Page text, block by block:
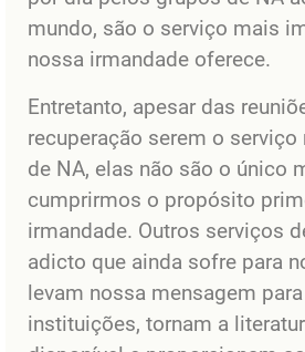
mundo, são o serviço mais
nossa irmandade oferece.
Entretanto, apesar das
recuperação serem o
de NA, elas não são o único
cumprirmos o propósito
irmandade. Outros serviços
adicto que ainda sofre para
levam nossa mensagem
instituições, tornam a